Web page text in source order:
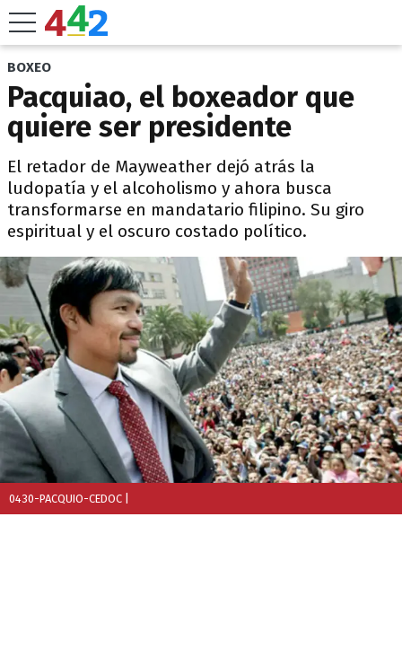
BOXEO
Pacquiao, el boxeador que
quiere ser presidente
El retador de Mayweather dejó atrás la
ludopatía y el alcoholismo y ahora busca
transformarse en mandatario filipino. Su giro
espiritual y el oscuro costado político.
0430-PACQUIO-CEDOC